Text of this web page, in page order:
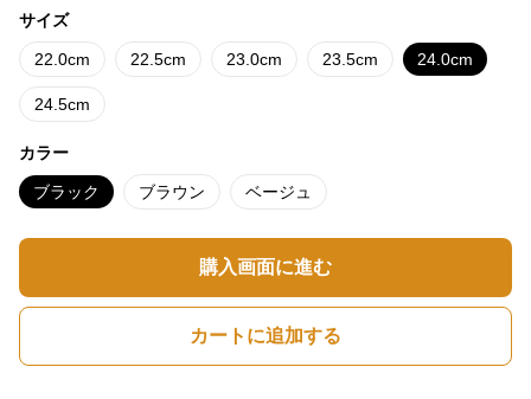
サイズ
22.0cm 22.5cm 23.0cm 23.5cm 24.0cm
24.5cm
カラー
ブラック ブラウン ベージュ
購入画面に進む
カートに追加する